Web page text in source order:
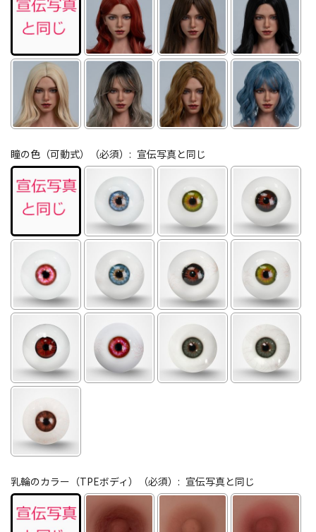
瞳の色（可動式）（必須）: 宣伝写真と同じ
乳輪のカラー（TPEボディ）（必須）: 宣伝写真と同じ